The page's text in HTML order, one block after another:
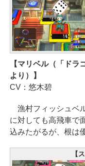
【マリベル（「ドラ
より）】
CV：悠木碧
漁村フィッシュベ
に対しても高飛車で
込みたがるが、根は
【